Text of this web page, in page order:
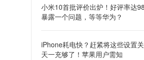
小米10首批评价出炉！好评率达
暴露一个问题，等等华为？
iPhone耗电快？赶紧将这些设置
天一充够了！苹果用户需知